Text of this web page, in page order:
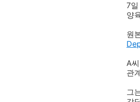
7
양
원
A
관
그